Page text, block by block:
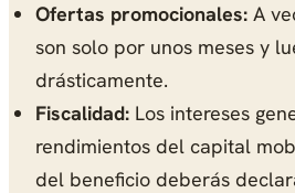
Ofertas promocionales: A
son solo por unos meses y
drásticamente.
Fiscalidad: Los intereses
rendimientos del capital
del beneficio deberás